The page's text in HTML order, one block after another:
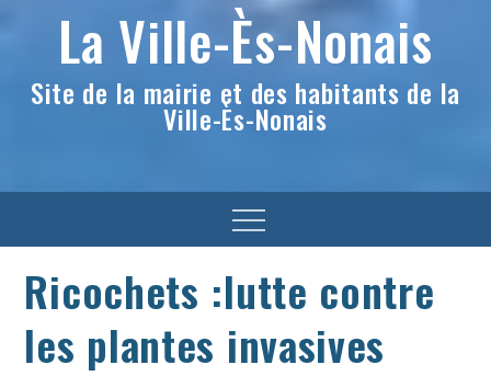
La Ville-Ès-Nonais
Site de la mairie et des habitants de la
Ville-Ès-Nonais
Menu
Ricochets :lutte contre
les plantes invasives